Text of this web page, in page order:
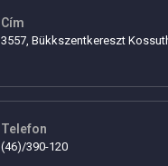
Cím
3557, Bükkszentkereszt
Telefon
(46)/390-120